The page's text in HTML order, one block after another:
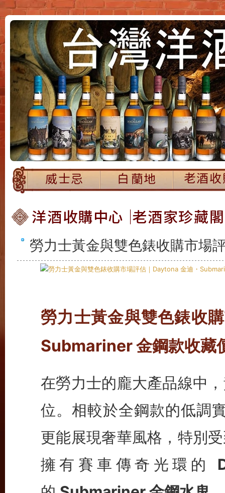
勞力士黃金與雙色錶收購市場
勞力士黃金與雙色錶收
Submariner 金鋼款收藏
在勞力士的龐大產品線中
位。相較於全鋼款的低調
更能展現奢華風格，特別
擁有賽車傳奇光環的